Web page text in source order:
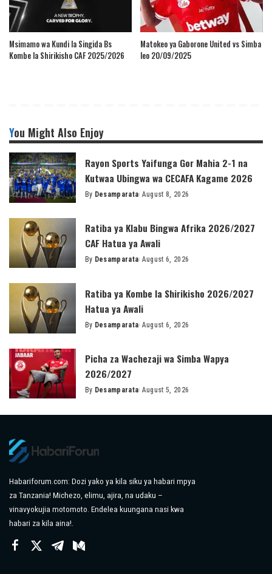
Msimamo wa Kundi la Singida Bs
Kombe la Shirikisho CAF 2025/2026
Matokeo ya Gaborone United vs Simba
leo 20/09/2025
You Might Also Enjoy
Rayon Sports Yaifunga Gor Mahia 2-1 na
Kutwaa Ubingwa wa CECAFA Kagame 2026
Posted
By Desamparata August 8, 2026
Ratiba ya Klabu Bingwa Afrika 2026/2027
CAF Hatua ya Awali
Posted
By Desamparata August 6, 2026
Ratiba ya Kombe la Shirikisho 2026/2027
Hatua ya Awali
Posted
By Desamparata August 6, 2026
Picha za Wachezaji wa Simba Wapya
2026/2027
Posted
By Desamparata August 5, 2026
Habariforum.com: Dozi yako ya kila siku ya habari mpya
za Tanzania! Michezo, elimu, ajira, na udaku –
vinavyokujia motomoto. Endelea kuungana nasi kwa
habari za kila aina!.